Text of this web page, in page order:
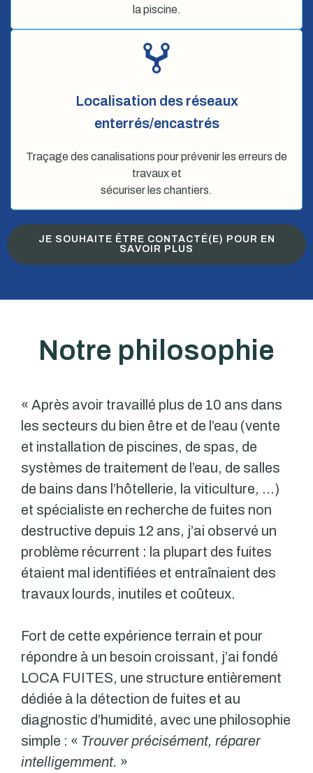
la piscine.
Localisation des réseaux
enterrés/encastrés
Traçage des canalisations pour prévenir les erreurs de
travaux et
sécuriser les chantiers.
JE SOUHAITE ÊTRE CONTACTÉ(E) POUR EN
SAVOIR PLUS
Notre philosophie
« Après avoir travaillé plus de 10 ans dans
les secteurs du bien être et de l’eau (vente
et installation de piscines, de spas, de
systèmes de traitement de l’eau, de salles
de bains dans l’hôtellerie, la viticulture, …)
et spécialiste en recherche de fuites non
destructive depuis 12 ans, j’ai observé un
problème récurrent : la plupart des fuites
étaient mal identifiées et entraînaient des
travaux lourds, inutiles et coûteux.
Fort de cette expérience terrain et pour
répondre à un besoin croissant, j’ai fondé
LOCA FUITES, une structure entièrement
dédiée à la détection de fuites et au
diagnostic d’humidité, avec une philosophie
simple : « Trouver précisément, réparer
intelligemment. »